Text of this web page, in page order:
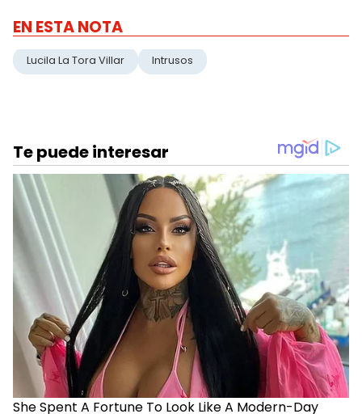
EN ESTA NOTA
Lucila La Tora Villar Intrusos